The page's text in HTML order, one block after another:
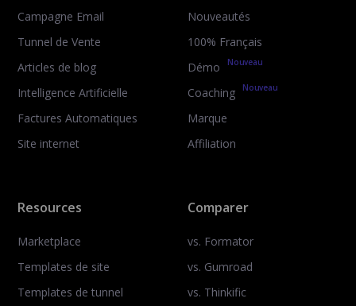
Campagne Email
Tunnel de Vente
Articles de blog
Intelligence Artificielle
Factures Automatiques
Site internet
Nouveautés
100% Français
Démo
Nouveau
Coaching Nouveau
Marque
Affiliation
Resources
Marketplace
Templates de site
Templates de tunnel
Comparer
vs. Formator
vs. Gumroad
vs. Thinkific